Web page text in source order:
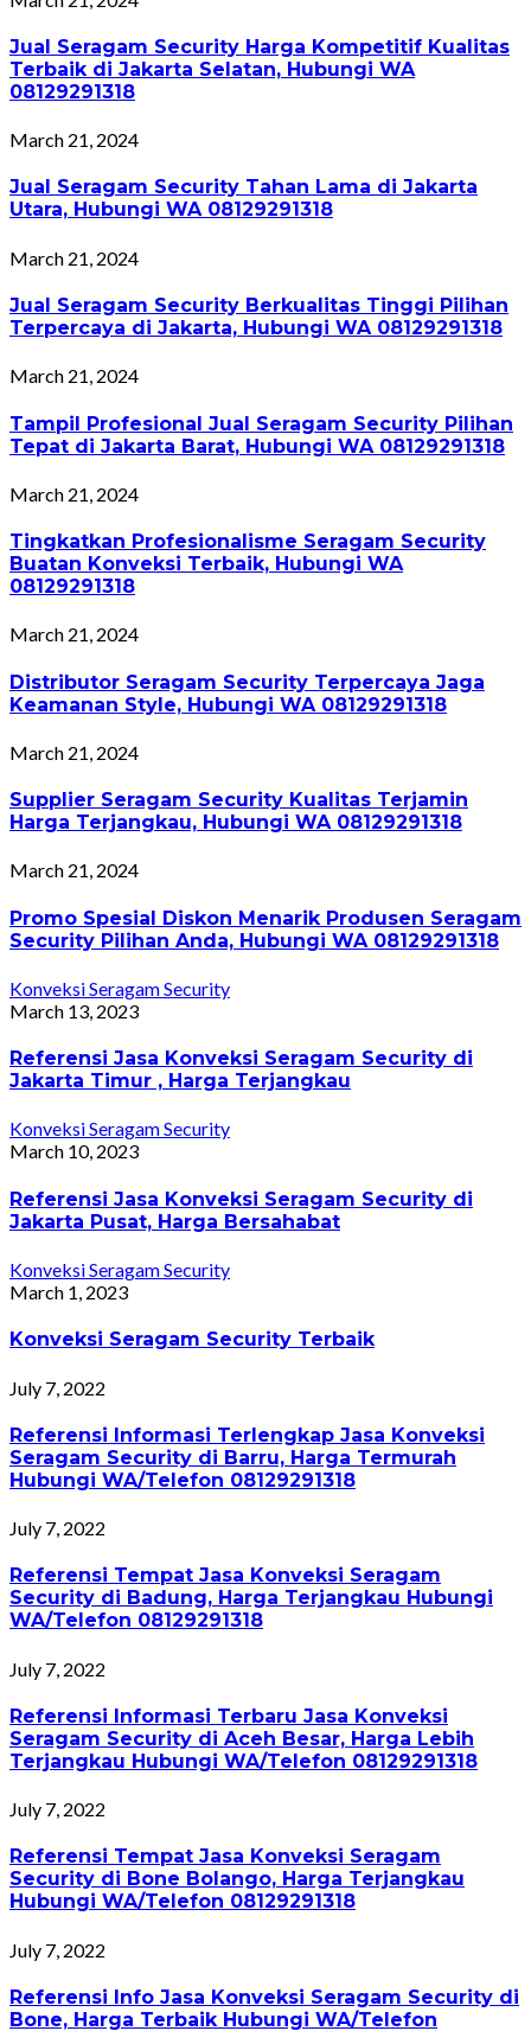
Jual Seragam Security Harga Kompetitif Kualitas
Terbaik di Jakarta Selatan, Hubungi WA
08129291318
March 21, 2024
Jual Seragam Security Tahan Lama di Jakarta
Utara, Hubungi WA 08129291318
March 21, 2024
Jual Seragam Security Berkualitas Tinggi Pilihan
Terpercaya di Jakarta, Hubungi WA 08129291318
March 21, 2024
Tampil Profesional Jual Seragam Security Pilihan
Tepat di Jakarta Barat, Hubungi WA 08129291318
March 21, 2024
Tingkatkan Profesionalisme Seragam Security
Buatan Konveksi Terbaik, Hubungi WA
08129291318
March 21, 2024
Distributor Seragam Security Terpercaya Jaga
Keamanan Style, Hubungi WA 08129291318
March 21, 2024
Supplier Seragam Security Kualitas Terjamin
Harga Terjangkau, Hubungi WA 08129291318
March 21, 2024
Promo Spesial Diskon Menarik Produsen Seragam
Security Pilihan Anda, Hubungi WA 08129291318
Konveksi Seragam Security
March 13, 2023
Referensi Jasa Konveksi Seragam Security di
Jakarta Timur , Harga Terjangkau
Konveksi Seragam Security
March 10, 2023
Referensi Jasa Konveksi Seragam Security di
Jakarta Pusat, Harga Bersahabat
Konveksi Seragam Security
March 1, 2023
Konveksi Seragam Security Terbaik
July 7, 2022
Referensi Informasi Terlengkap Jasa Konveksi
Seragam Security di Barru, Harga Termurah
Hubungi WA/Telefon 08129291318
July 7, 2022
Referensi Tempat Jasa Konveksi Seragam
Security di Badung, Harga Terjangkau Hubungi
WA/Telefon 08129291318
July 7, 2022
Referensi Informasi Terbaru Jasa Konveksi
Seragam Security di Aceh Besar, Harga Lebih
Terjangkau Hubungi WA/Telefon 08129291318
July 7, 2022
Referensi Tempat Jasa Konveksi Seragam
Security di Bone Bolango, Harga Terjangkau
Hubungi WA/Telefon 08129291318
July 7, 2022
Referensi Info Jasa Konveksi Seragam Security di
Bone, Harga Terbaik Hubungi WA/Telefon